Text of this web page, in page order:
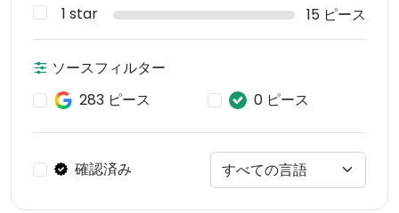
1 star
15 ピース
ソースフィルター
283 ピース
0 ピース
確認済み